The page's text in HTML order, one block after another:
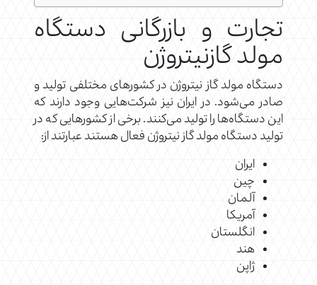
تجارت و بازرگانی دستگاه
مولد گازنیتروژن
دستگاه مولد گاز نیتروژن در کشورهای مختلفی تولید و
صادر می‌شود. در ایران نیز شرکت‌هایی وجود دارند که
این دستگاه‌ها را تولید می‌کنند. برخی از کشورهایی که در
تولید دستگاه مولد گاز نیتروژن فعال هستند عبارتند از:
ایران
چین
آلمان
آمریکا
انگلستان
هند
ژاپن